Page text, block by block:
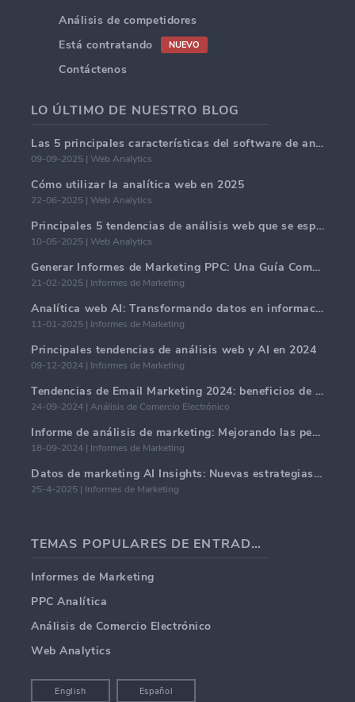
Análisis de competidores
Está contratando
NUEVO
Contáctenos
LO ÚLTIMO DE NUESTRO BLOG
Las 5 principales características del software de análisis web en 2025.
09-09-2025 | Web Analytics
Cómo utilizar la analítica web en 2025
22-06-2025 | Web Analytics
Principales 5 tendencias de análisis web que se espera dominen en 2025
10-05-2025 | Web Analytics
Generar Informes de Marketing PPC: Una Guía Completa
21-02-2025 | Informes de Marketing
Analítica web AI: Transformando datos en información con precisión
11-01-2025 | Informes de Marketing
Principales tendencias de análisis web y AI en 2024
09-12-2024 | Informes de Marketing
Tendencias de Email Marketing 2024: beneficios de la hiper-personalización
24-09-2024 | Análisis de Comercio Electrónico
Informe de análisis de marketing: Mejorando las perspectivas comerciales
18-09-2024 | Informes de Marketing
Datos de marketing AI Insights: Nuevas estrategias comerciales para 2024
25-4-2025 | Informes de Marketing
TEMAS POPULARES DE ENTRADAS DE BLOG
Informes de Marketing
PPC Analítica
Análisis de Comercio Electrónico
Web Analytics
English Español